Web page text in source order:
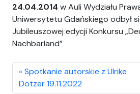
24.04.2014 w Auli Wydziału
Uniwersytetu Gdańskiego odbył
Jubileuszowej edycji Konkursu
Nachbarland”
Spotkanie autorskie z Ulrike
Dotzer 19.11.2022